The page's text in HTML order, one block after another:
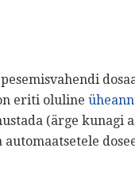
eriti oluline
(ärge kunagi
automaatsetele